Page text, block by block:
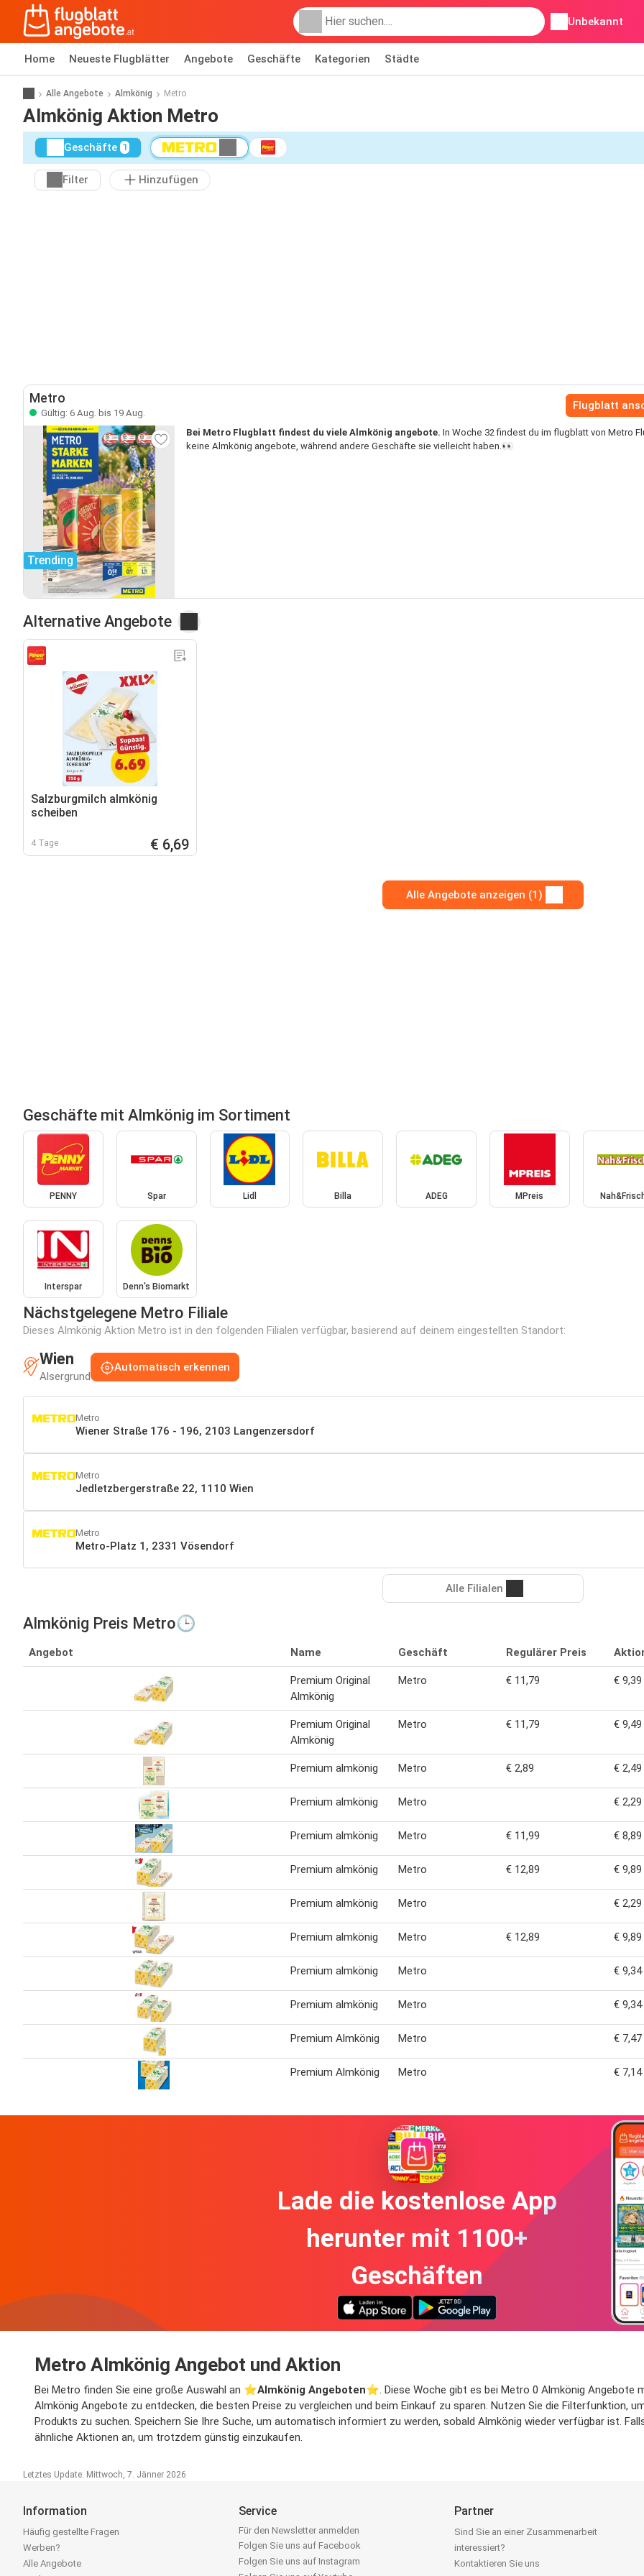
Unbekannt
Home Neueste Flugblätter Angebote Geschäfte Kategorien Städte
Alle Angebote Almkönig Metro
Almkönig Aktion Metro
Geschäfte 1
Filter Hinzufügen
Metro
Gültig: 6 Aug. bis 19 Aug.
Flugblatt
Trending
Bei Metro Flugblatt findest du viele Almkönig angebote. In Woche 32 findest du im flugblatt von Metro
keine Almkönig angebote, während andere Geschäfte sie vielleicht haben.👀
Alternative Angebote
Salzburgmilch almkönig
scheiben
4 Tage € 6,69
Alle Angebote anzeigen (1)
Geschäfte mit Almkönig im Sortiment
PENNY Spar Lidl Billa ADEG MPreis
Interspar Denn's Biomarkt
Nächstgelegene Metro Filiale
Dieses Almkönig Aktion Metro ist in den folgenden Filialen verfügbar, basierend auf deinem eingestellten Standort:
Wien
Alsergrund
Automatisch erkennen
Metro
Wiener Straße 176 - 196, 2103 Langenzersdorf
Metro
Jedletzbergerstraße 22, 1110 Wien
Metro
Metro-Platz 1, 2331 Vösendorf
Alle Filialen
Almkönig Preis Metro🕒
Angebot Name Geschäft Regulärer Preis
Premium Original
Almkönig
Metro € 11,79 € 9,39
Premium Original
Almkönig
Metro € 11,79 € 9,49
Premium almkönig Metro € 2,89 € 2,49
Premium almkönig Metro € 2,29
Premium almkönig Metro € 11,99 € 8,89
Premium almkönig Metro € 12,89 € 9,89
Premium almkönig Metro € 2,29
Premium almkönig Metro € 12,89 € 9,89
Premium almkönig Metro € 9,34
Premium almkönig Metro € 9,34
Premium Almkönig Metro € 7,47
Premium Almkönig Metro € 7,14
Lade die kostenlose App
herunter mit 1100+
Geschäften
Metro Almkönig Angebot und Aktion
Bei Metro finden Sie eine große Auswahl an ⭐️Almkönig Angeboten⭐️. Diese Woche gibt es bei Metro 0 Almkönig Angebote
Almkönig Angebote zu entdecken, die besten Preise zu vergleichen und beim Einkauf zu sparen. Nutzen Sie die Filterfunktion,
Produkts zu suchen. Speichern Sie Ihre Suche, um automatisch informiert zu werden, sobald Almkönig wieder verfügbar ist.
ähnliche Aktionen an, um trotzdem günstig einzukaufen.
Letztes Update: Mittwoch, 7. Jänner 2026
Information
Häufig gestellte Fragen
Werben?
Alle Angebote
Service
Für den Newsletter anmelden
Folgen Sie uns auf Facebook
Folgen Sie uns auf Instagram
Partner
Sind Sie an einer Zusammenarbeit
interessiert?
Kontaktieren Sie uns